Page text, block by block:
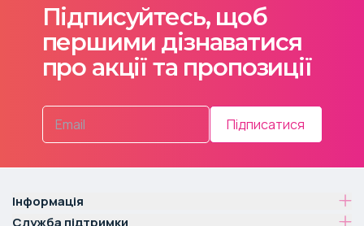
Підписуйтесь, щоб
першими дізнаватися
про акції та пропозиції
Підписатися
Інформація
Служба підтримки